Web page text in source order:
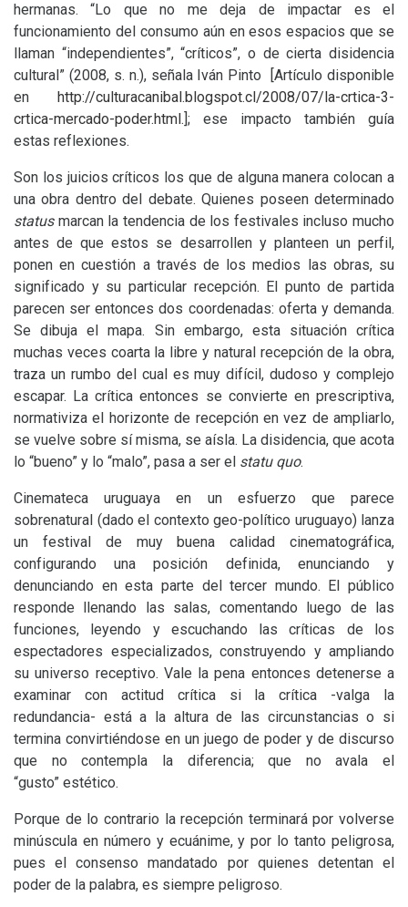
hermanas. “Lo que no me deja de impactar es el
funcionamiento del consumo aún en esos espacios que se
llaman “independientes”, “críticos”, o de cierta disidencia
cultural” (2008, s. n.), señala Iván Pinto [Artículo disponible
en http://culturacanibal.blogspot.cl/2008/07/la-crtica-3-
crtica-mercado-poder.html.]; ese impacto también guía
estas reflexiones.
Son los juicios críticos los que de alguna manera colocan a
una obra dentro del debate. Quienes poseen determinado
status marcan la tendencia de los festivales incluso mucho
antes de que estos se desarrollen y planteen un perfil,
ponen en cuestión a través de los medios las obras, su
significado y su particular recepción. El punto de partida
parecen ser entonces dos coordenadas: oferta y demanda.
Se dibuja el mapa. Sin embargo, esta situación crítica
muchas veces coarta la libre y natural recepción de la obra,
traza un rumbo del cual es muy difícil, dudoso y complejo
escapar. La crítica entonces se convierte en prescriptiva,
normativiza el horizonte de recepción en vez de ampliarlo,
se vuelve sobre sí misma, se aísla. La disidencia, que acota
lo “bueno” y lo “malo”, pasa a ser el statu quo.
Cinemateca uruguaya en un esfuerzo que parece
sobrenatural (dado el contexto geo-político uruguayo) lanza
un festival de muy buena calidad cinematográfica,
configurando una posición definida, enunciando y
denunciando en esta parte del tercer mundo. El público
responde llenando las salas, comentando luego de las
funciones, leyendo y escuchando las críticas de los
espectadores especializados, construyendo y ampliando
su universo receptivo. Vale la pena entonces detenerse a
examinar con actitud crítica si la crítica -valga la
redundancia- está a la altura de las circunstancias o si
termina convirtiéndose en un juego de poder y de discurso
que no contempla la diferencia; que no avala el
“gusto” estético.
Porque de lo contrario la recepción terminará por volverse
minúscula en número y ecuánime, y por lo tanto peligrosa,
pues el consenso mandatado por quienes detentan el
poder de la palabra, es siempre peligroso.